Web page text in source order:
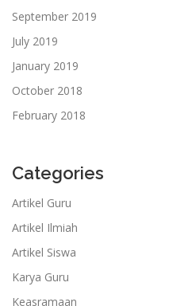
September 2019
July 2019
January 2019
October 2018
February 2018
Categories
Artikel Guru
Artikel Ilmiah
Artikel Siswa
Karya Guru
Keasramaan